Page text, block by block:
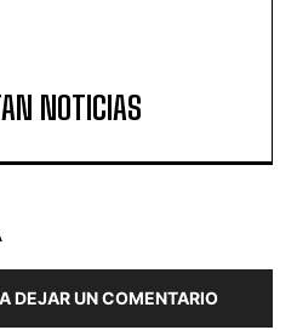
NOTICIAS
DEJAR UN COMENTARIO